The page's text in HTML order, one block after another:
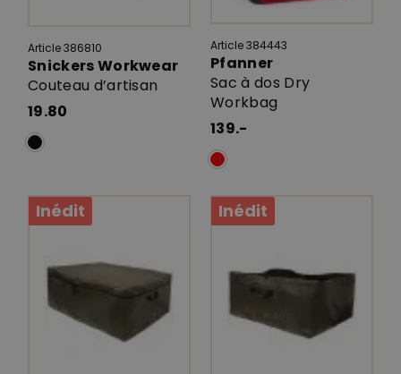
Article 386810
Snickers Workwear
Couteau d’artisan
19.80
Article 384443
Pfanner
Sac à dos Dry
Workbag
139.-
Inédit Inédit